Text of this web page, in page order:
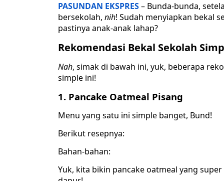
PASUNDAN EKSPRES– Bunda-bunda,
bersekolah, nih! Sudah menyiapkan bekal
pastinya anak-anak lahap?
Rekomendasi Bekal Sekolah
Nah, simak di bawah ini, yuk, beberapa
simple ini!
1. Pancake Oatmeal Pisang
Menu yang satu ini simple banget, Bund!
Berikut resepnya:
Bahan-bahan:
Yuk, kita bikin pancake oatmeal yang